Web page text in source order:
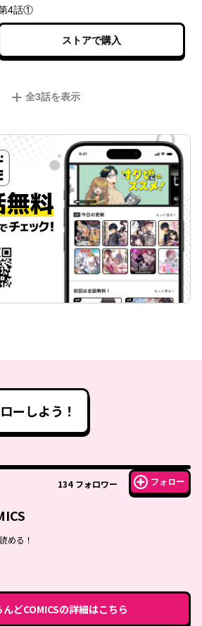
4話①
ストアで購入
全3話を表示
ーしよう！
134 フォロワー フォロー
める！
どCOMICSの詳細はこちら